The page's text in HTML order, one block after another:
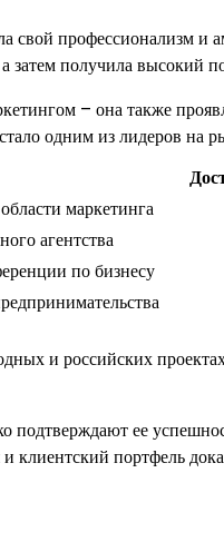
свой профессионализм и
затем получила высокий
– она также
одним из лидеров на
маркетинга
агентства
по бизнесу
и российских
подтверждают ее
клиентский портфель